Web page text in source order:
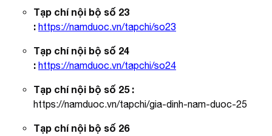
Tạp chí nội bộ số 23
: https://namduoc.vn/tapchi/so23
Tạp chí nội bộ số 24
: https://namduoc.vn/tapchi/so24
Tạp chí nội bộ số 25 :
https://namduoc.vn/tapchi/gia-dinh-nam-duoc-25
Tạp chí nội bộ số 26